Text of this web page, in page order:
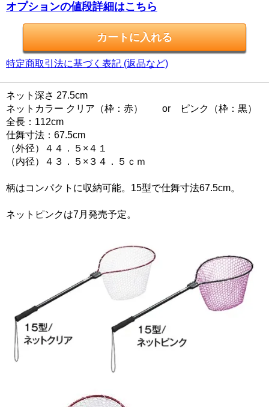
オプションの値段詳細はこちら
特定商取引法に基づく表記 (返品など)
ネット深さ 27.5cm
ネットカラー クリア（枠：赤） or ピンク（枠：黒）
全長：112cm
仕舞寸法：67.5cm
（外径）４４．５×４１
（内径）４３．５×３４．５ｃｍ
柄はコンパクトに収納可能。15型で仕舞寸法67.5cm。
ネットピンクは7月発売予定。